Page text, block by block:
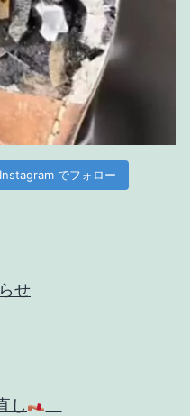
Instagram でフォロー
せ
し